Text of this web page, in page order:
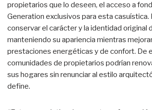
propietarios que lo deseen, el acceso a
Generation exclusivos para esta casuística.
conservar el carácter y la identidad original
manteniendo su apariencia mientras
prestaciones energéticas y de confort. De
comunidades de propietarios podrían
sus hogares sin renunciar al estilo
define.